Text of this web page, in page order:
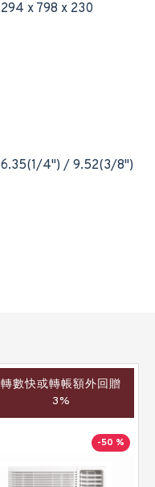
294 x 798 x 230
6.35(1/4") / 9.52(3/8")
轉數快或轉帳額外回贈
3%
-50 %